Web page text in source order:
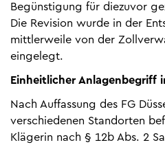
Begünstigung für diezuvor
Die Revision wurde in der
mittlerweile von der
eingelegt.
Einheitlicher Anlagenbegriff
Nach Auffassung des FG
verschiedenen Standorten
Klägerin nach § 12b Abs. 2